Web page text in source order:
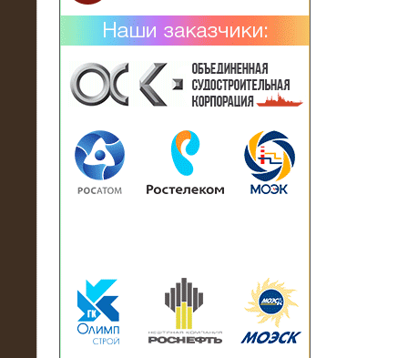
02.02.2019
Нагрузочный комплекс 26 МВт (10
кВ) поставлен в аренду на